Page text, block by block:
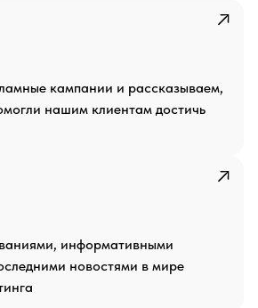
кампании и рассказываем,
нашим клиентам достичь
информативными
новостями в мире